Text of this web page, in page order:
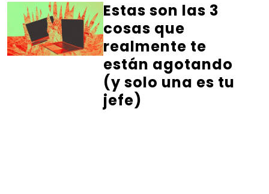
Estas son las 3
cosas que
realmente te
están agotando
(y solo una es tu
jefe)